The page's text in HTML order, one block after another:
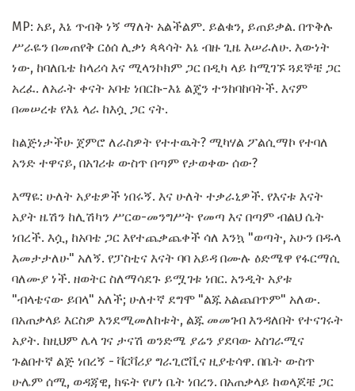
MP: አይ, እኔ ጥብቅ ነኝ ማለት አልችልም. ይልቁን, ይጠይቃል. በጥቅሉ
ሥራዬን በመጠየቅ ርዕሰ ሊቃነ ጳጳሳት እኔ ብዙ ጊዜ እሠራለሁ. እውነት
ነው, ከባለቤቴ ከላሪሳ እና ሚላንኮክም ጋር በዲካ ላይ ከሚገኙ ጓደኞቼ ጋር
አረፈ. ለአራት ቀናት አባቴ ነበርኩ-እኔ ልጄን ተንከባከባትች. እናም
በመሠረቱ የእኔ ላራ ከእሷ ጋር ናት.
ከልጅነታችሁ ጀምሮ ለራስዎት የተተዉት? ሚካሃል ፖልሲማኮ የተባለ
አንድ ተዋናይ, በአገሪቱ ውስጥ በጣም የታወቀው ሰው?
እማዬ: ሁለት አያቴዎች ነበሩኝ. እና ሁለት ተቃራኒዎች. የእናቱ እናት
አያት ዜሽን ከሊሽካን ሥርወ-መንግሥት የመጣ እና በጣም ብልህ ሴት
ነበረች. እሷ, ከአባቴ ጋር እየተጨቃጨቀች ሳለ እንኳ "ወጣት, አሁን በዱላ
እመታታለሁ" አለኝ. የፓስቲና እናት ባባ አይዳ በሙሉ ዕድሜዋ የፋርማሲ
ባለሙያ ነች. ዘወትር ስለማሳደጉ ይሟገቱ ነበር. አንዲት አያቱ
"ብላቴናው ይበላ" አለች; ሁለተኛ ደግሞ "ልጁ አልጨበጥም" አለው.
በአጠቃላይ እርስዎ እንደሚመለከቱት, ልጁ መመገብ እንዳለበት የተናገሩት
አያት. ከዚህም ሌላ ገና ታናሽ ወንድሜ ያሬን ያደባው አስገራሚና
ጉልበተኛ ልጅ ነበረኝ - ቫርቫሪያ ግራጊሮቪና ዚያቴሳዋ. በቤት ውስጥ
ሁሌም ሰሚ, ወዳጃዊ, ክፍት የሆነ ቤት ነበረን. በአጠቃላይ ከወላጆቼ ጋር